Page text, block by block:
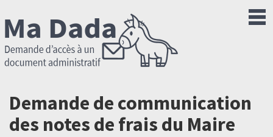
Demande de communication
des notes de frais du Maire